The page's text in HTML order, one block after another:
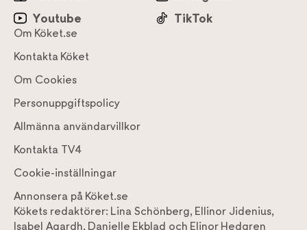
Youtube
TikTok
Om Köket.se
Kontakta Köket
Om Cookies
Personuppgiftspolicy
Allmänna användarvillkor
Kontakta TV4
Cookie-inställningar
Annonsera på Köket.se
Kökets redaktörer: Lina Schönberg, Ellinor Jidenius,
Isabel Agardh, Danielle Ekblad och Elinor Hedgren